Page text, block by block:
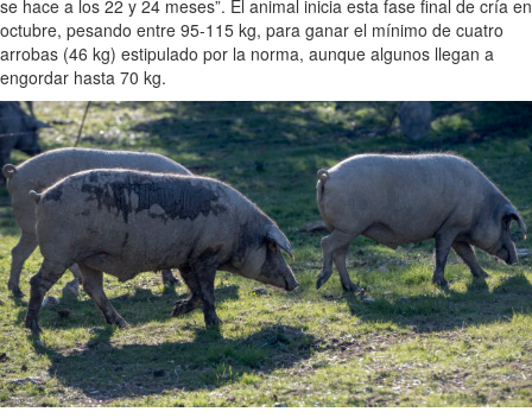
se hace a los 22 y 24 meses”. El animal inicia esta fase final de cría en
octubre, pesando entre 95-115 kg, para ganar el mínimo de cuatro
arrobas (46 kg) estipulado por la norma, aunque algunos llegan a
engordar hasta 70 kg.